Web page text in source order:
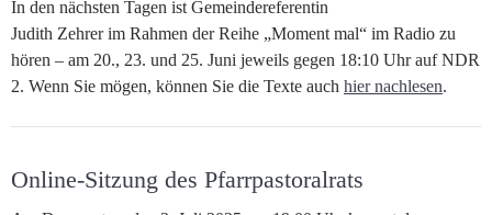
In den nächsten Tagen ist Gemeindereferentin
Judith Zehrer im Rahmen der Reihe „Moment mal“ im Radio zu
hören – am 20., 23. und 25. Juni jeweils gegen 18:10 Uhr auf NDR
2. Wenn Sie mögen, können Sie die Texte auch hier nachlesen.
Online-Sitzung des Pfarrpastoralrats